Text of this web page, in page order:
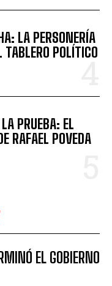
LA PERSONERÍA
TABLERO POLÍTICO
PRUEBA: EL
RAFAEL POVEDA
EL GOBIERNO